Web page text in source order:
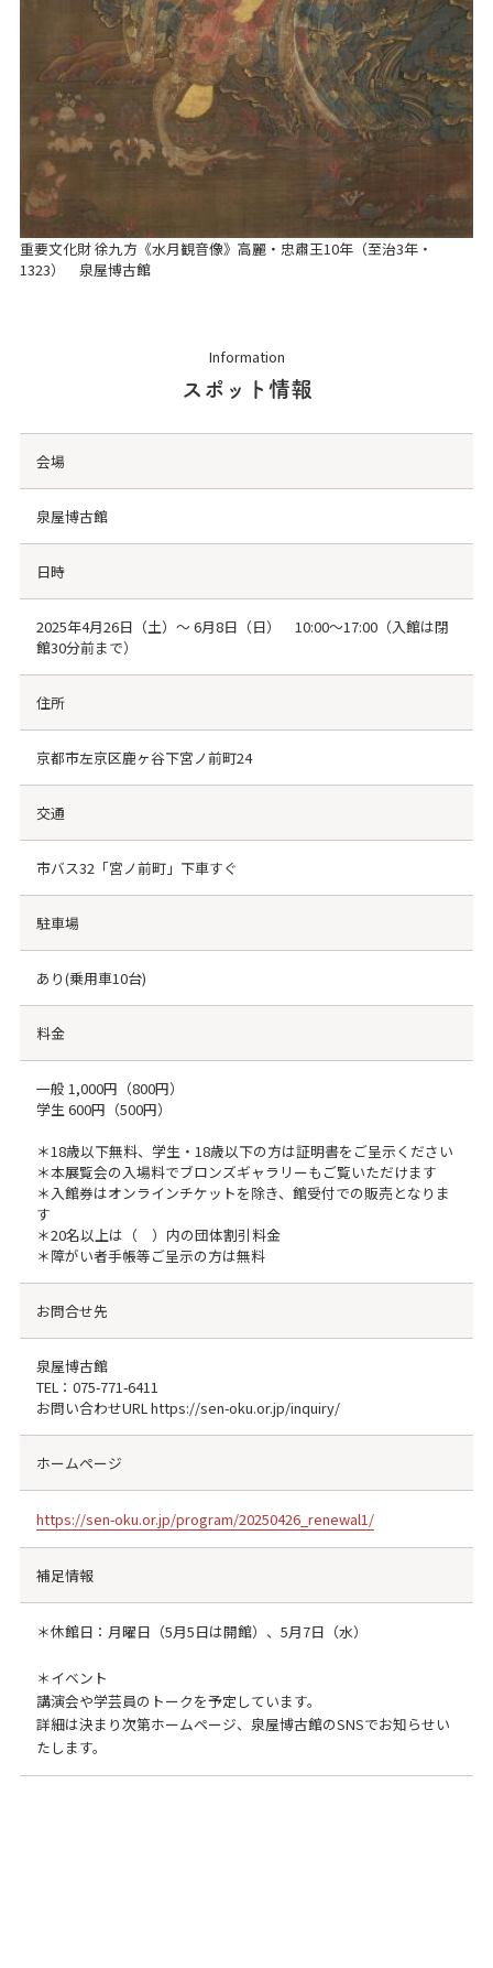
重要文化財 徐九方《水月観音像》高麗・忠肅王10年（至治3年・
1323） 泉屋博古館
Information
スポット情報
会場
泉屋博古館
日時
2025年4月26日（土）～ 6月8日（日） 10:00～17:00（入館は閉
館30分前まで）
住所
京都市左京区鹿ヶ谷下宮ノ前町24
交通
市バス32「宮ノ前町」下車すぐ
駐車場
あり(乗用車10台)
料金
一般 1,000円（800円）
学生 600円（500円）
＊18歳以下無料、学生・18歳以下の方は証明書をご呈示ください
＊本展覧会の入場料でブロンズギャラリーもご覧いただけます
＊入館券はオンラインチケットを除き、館受付での販売となりま
す
＊20名以上は（ ）内の団体割引料金
＊障がい者手帳等ご呈示の方は無料
お問合せ先
泉屋博古館
TEL： 075-771-6411
お問い合わせURL https://sen-oku.or.jp/inquiry/
ホームページ
https://sen-oku.or.jp/program/20250426_renewal1/
補足情報
＊休館日：月曜日（5月5日は開館）、5月7日（水）
＊イベント
講演会や学芸員のトークを予定しています。
詳細は決まり次第ホームページ、泉屋博古館のSNSでお知らせい
たします。